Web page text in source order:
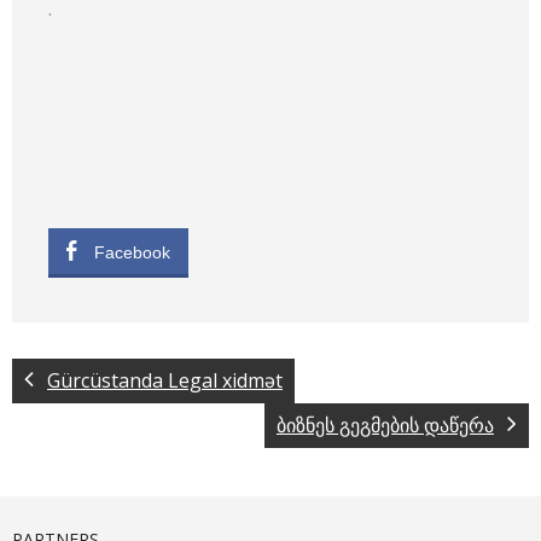
.
Facebook
Gürcüstanda Legal xidmət
ბიზნეს გეგმების დაწერა